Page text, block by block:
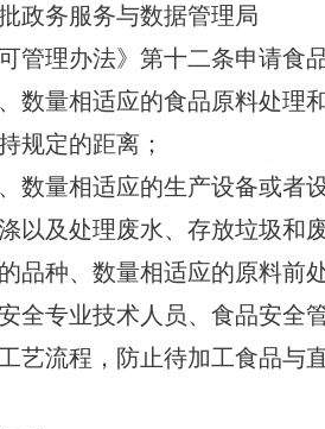
政务服务与数据管理局
管理办法》第十二条申请食
数量相适应的食品原料处
规定的距离；
数量相适应的生产设备或
以及处理废水、存放垃圾
品种、数量相适应的原料前
全专业技术人员、食品安全
艺流程，防止待加工食品